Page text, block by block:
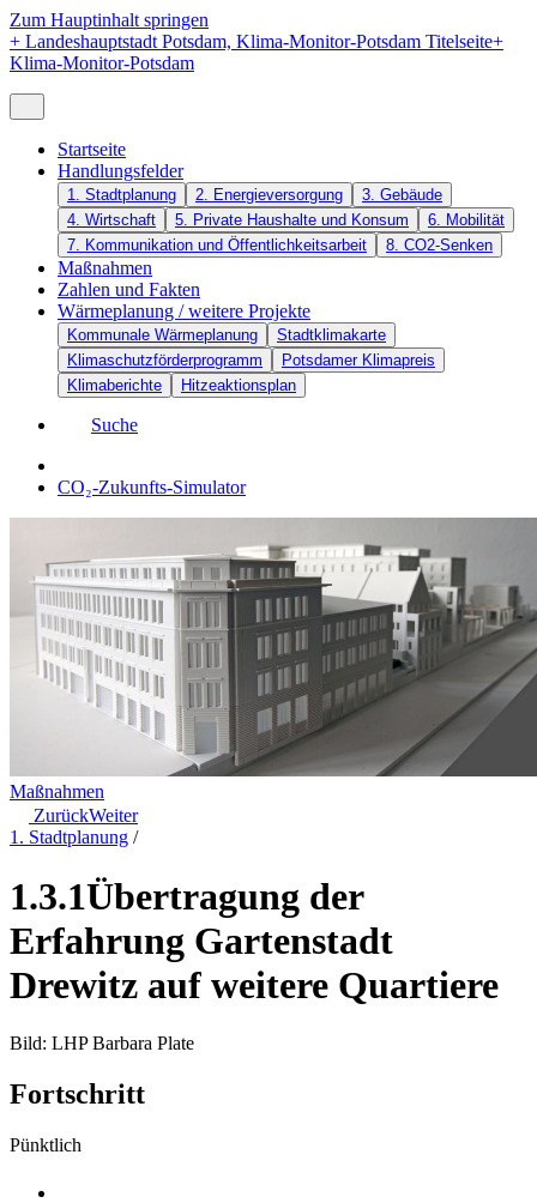
Zum Hauptinhalt springen
+ Landeshauptstadt Potsdam, Klima-Monitor-Potsdam Titelseite+
Klima-Monitor-Potsdam
Startseite
Handlungsfelder
1. Stadtplanung 2. Energieversorgung
3. Gebäude
4. Wirtschaft
5. Private Haushalte und Konsum
6. Mobilität
7. Kommunikation und Öffentlichkeitsarbeit
8. CO2-Senken
Maßnahmen
Zahlen und Fakten
Wärmeplanung / weitere Projekte
Kommunale Wärmeplanung
Stadtklimakarte
Klimaschutzförderprogramm
Potsdamer Klimapreis
Klimaberichte
Hitzeaktionsplan
Suche
CO₂-Zukunfts-Simulator
Maßnahmen
ZurückWeiter
1. Stadtplanung /
1.3.1Übertragung der
Erfahrung Gartenstadt
Drewitz auf weitere Quartiere
Bild: LHP Barbara Plate
Fortschritt
Pünktlich